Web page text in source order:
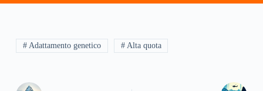
# Adattamento genetico # Alta quota